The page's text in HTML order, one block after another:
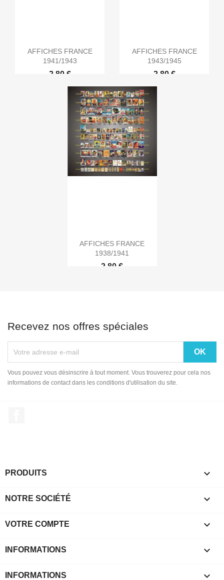
AFFICHES FRANCE
1941/1943
2,80 €
AFFICHES FRANCE
1943/1945
2,80 €
AFFICHES FRANCE
1938/1941
2,80 €
Recevez nos offres spéciales
Vous pouvez vous désinscrire à tout moment. Vous trouverez pour cela nos
informations de contact dans les conditions d'utilisation du site.
PRODUITS 
NOTRE SOCIÉTÉ 
VOTRE COMPTE 
INFORMATIONS keyboard_arrow_down
INFORMATIONS 